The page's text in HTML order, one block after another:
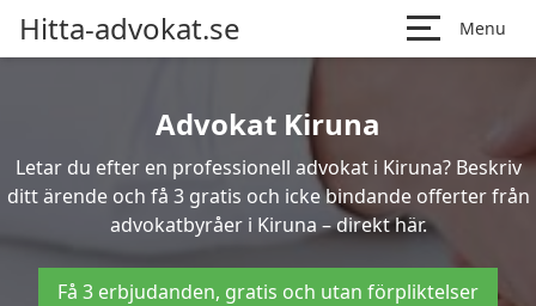
Hitta-advokat.se Menu
Advokat Kiruna
Letar du efter en professionell advokat i Kiruna? Beskriv
ditt ärende och få 3 gratis och icke bindande offerter från
advokatbyråer i Kiruna – direkt här.
Få 3 erbjudanden, gratis och utan förpliktelser